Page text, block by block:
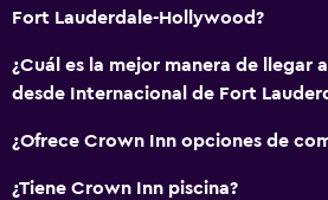
Microondas
Accesibilidad y adecuación
Habitaciones para no fumadores
Fort Lauderdale-Hollywood?
¿Cuál es la mejor manera de llegar
desde Internacional de Fort
¿Ofrece Crown Inn opciones de
¿Tiene Crown Inn piscina?